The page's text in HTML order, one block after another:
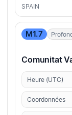
SPAIN
M1.7
Comunitat
Heure (UTC)
Coordonnées